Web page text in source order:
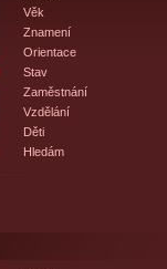
Věk
Znamení
Orientace
Stav
Zaměstnání
Vzdělání
Děti
Hledám